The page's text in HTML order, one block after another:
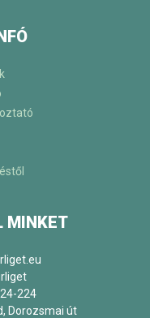
MINKET
224
Dorozsmai út